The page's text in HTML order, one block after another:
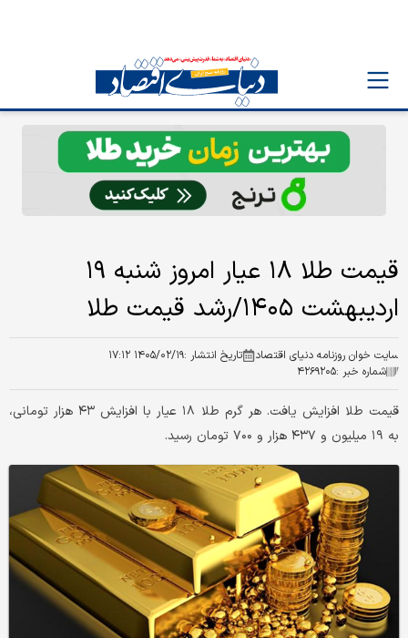
قیمت طلا ۱۸ عیار امروز شنبه ۱۹
اردیبهشت ۱۴۰۵/رشد قیمت طلا
سایت خوان روزنامه دنیای اقتصاد تاریخ انتشار :۱۴۰۵/۰۲/۱۹ ۱۷:۱۲
شماره خبر :۴۲۶۹۲۰۵
قیمت طلا افزایش یافت. هر گرم طلا ۱۸ عیار با افزایش ۴۳ هزار تومانی،
به ۱۹ میلیون و ۴۳۷ هزار و ۷۰۰ تومان رسید.